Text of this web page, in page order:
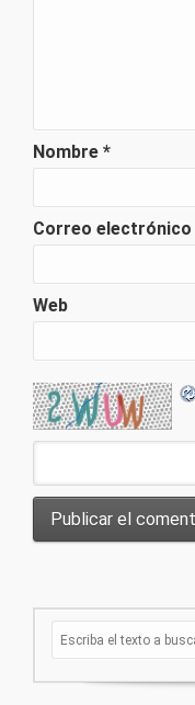
Nombre *
Correo electrónico
Web